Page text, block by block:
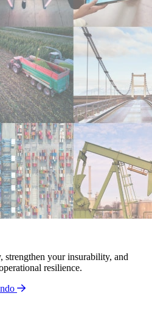
your insurability, and
resilience.